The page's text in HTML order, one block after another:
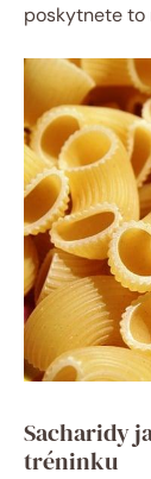
poskytnete to
Sacharidy
tréninku